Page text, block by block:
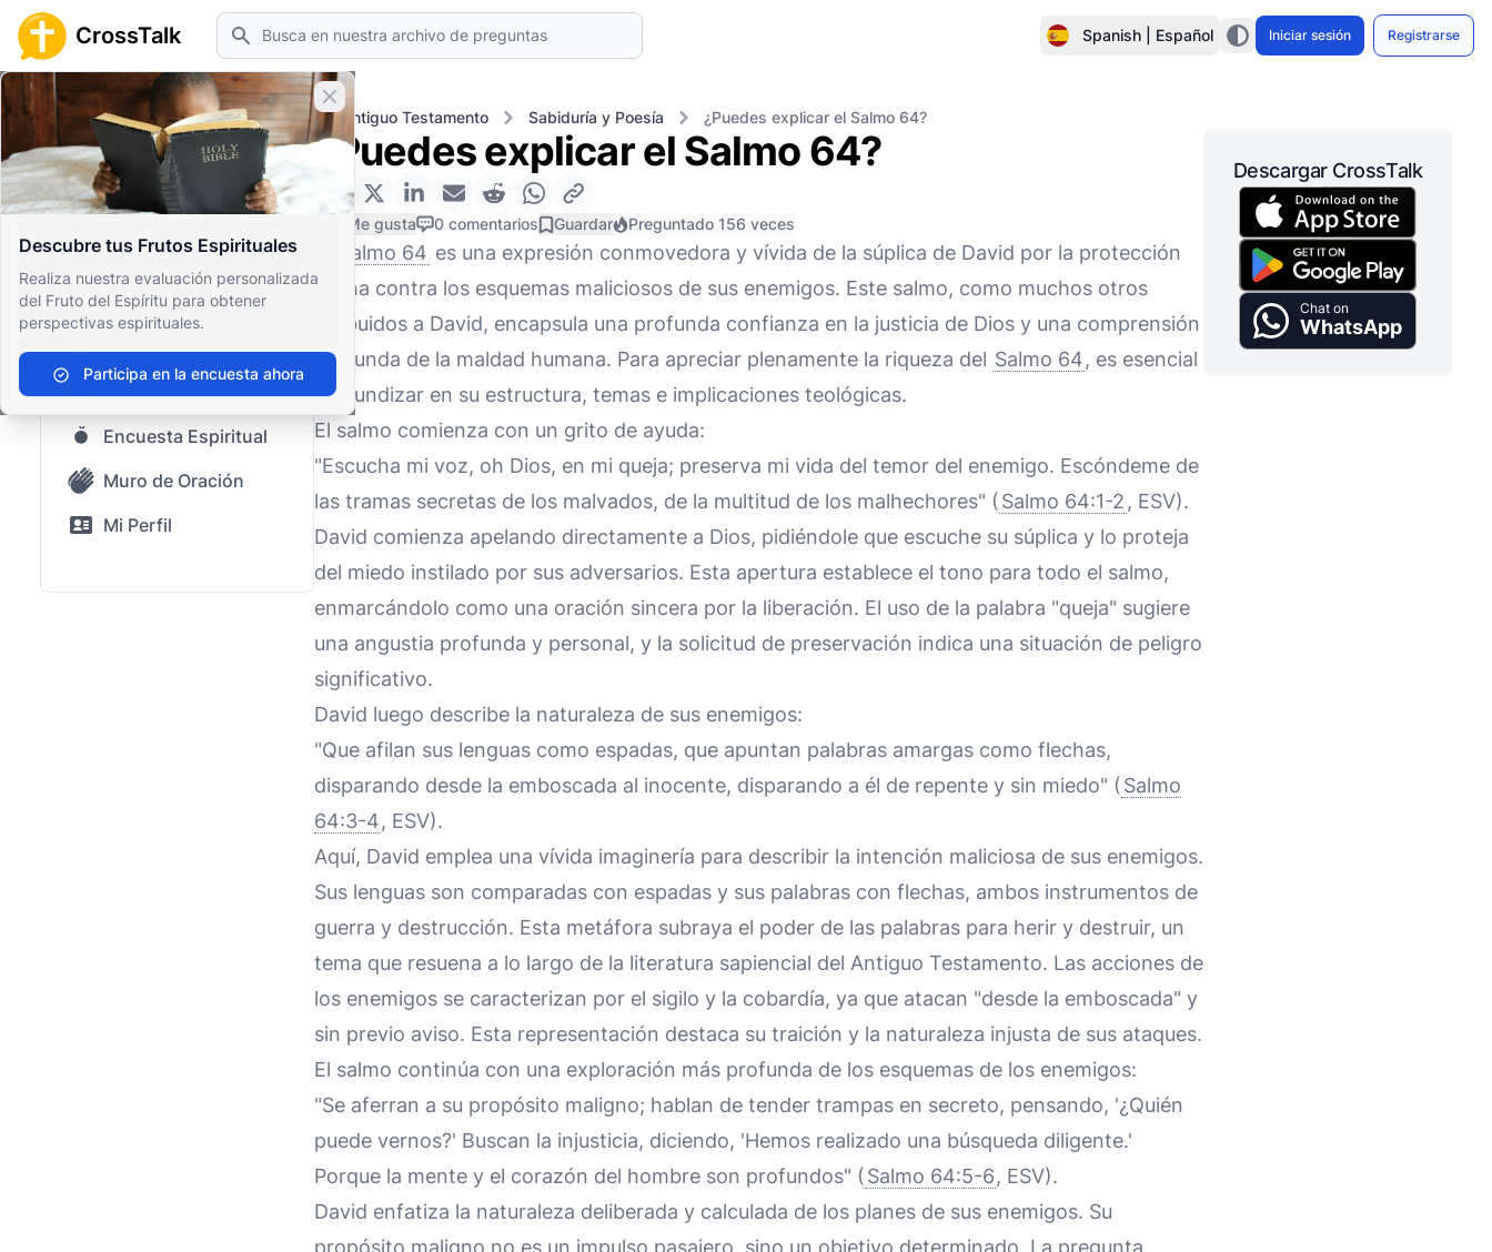
CrossTalk Buscar Spanish | Español Iniciar sesión Registrarse
Cerrar banner
Descubre tus Frutos Espirituales
Realiza nuestra evaluación personalizada
del Fruto del Espíritu para obtener
perspectivas espirituales.
Participa en la encuesta ahora
Inicio Archivo de Preguntas Antiguo Testamento Sabiduría y Poesía ¿Puedes explicar el Salmo 64?
Inicio
Archivo de Preguntas
Nuestro blog
Contenido guardado
Preguntas Populares
Biblia Sagrada
Encuesta Espiritual
Muro de Oración
Mi Perfil
¿Puedes explicar el Salmo 64?
0 Me gusta 0 comentarios Guardar Preguntado 156 veces
Salmo 64 es una expresión conmovedora y vívida de la súplica de David por la protección
divina contra los esquemas maliciosos de sus enemigos. Este salmo, como muchos otros
atribuidos a David, encapsula una profunda confianza en la justicia de Dios y una comprensión
profunda de la maldad humana. Para apreciar plenamente la riqueza del Salmo 64, es esencial
profundizar en su estructura, temas e implicaciones teológicas.
El salmo comienza con un grito de ayuda:
"Escucha mi voz, oh Dios, en mi queja; preserva mi vida del temor del enemigo. Escóndeme de
las tramas secretas de los malvados, de la multitud de los malhechores" ( Salmo 64:1-2 , ESV).
David comienza apelando directamente a Dios, pidiéndole que escuche su súplica y lo proteja
del miedo instilado por sus adversarios. Esta apertura establece el tono para todo el salmo,
enmarcándolo como una oración sincera por la liberación. El uso de la palabra "queja" sugiere
una angustia profunda y personal, y la solicitud de preservación indica una situación de peligro
significativo.
David luego describe la naturaleza de sus enemigos:
"Que afilan sus lenguas como espadas, que apuntan palabras amargas como flechas,
disparando desde la emboscada al inocente, disparando a él de repente y sin miedo" ( Salmo
64:3-4, ESV).
Aquí, David emplea una vívida imaginería para describir la intención maliciosa de sus enemigos.
Sus lenguas son comparadas con espadas y sus palabras con flechas, ambos instrumentos de
guerra y destrucción. Esta metáfora subraya el poder de las palabras para herir y destruir, un
tema que resuena a lo largo de la literatura sapiencial del Antiguo Testamento. Las acciones de
los enemigos se caracterizan por el sigilo y la cobardía, ya que atacan "desde la emboscada" y
sin previo aviso. Esta representación destaca su traición y la naturaleza injusta de sus ataques.
El salmo continúa con una exploración más profunda de los esquemas de los enemigos:
"Se aferran a su propósito maligno; hablan de tender trampas en secreto, pensando, '¿Quién
puede vernos?' Buscan la injusticia, diciendo, 'Hemos realizado una búsqueda diligente.'
Porque la mente y el corazón del hombre son profundos" ( Salmo 64:5-6, ESV).
David enfatiza la naturaleza deliberada y calculada de los planes de sus enemigos. Su
propósito maligno no es un impulso pasajero, sino un objetivo determinado. La pregunta
Descargar CrossTalk
Chat on
WhatsApp